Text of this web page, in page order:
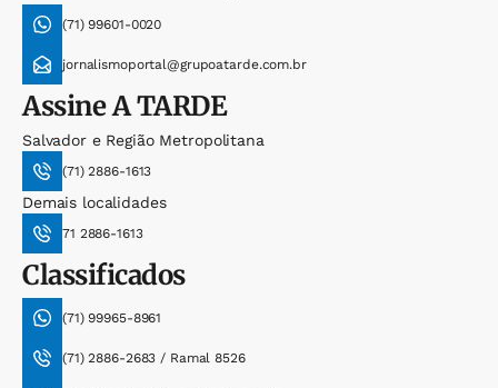
(71) 99601-0020
jornalismoportal@grupoatarde.com.br
AssineA TARDE
Salvador e Região Metropolitana
(71) 2886-1613
Demais localidades
71 2886-1613
Classificados
(71) 99965-8961
(71) 2886-2683 / Ramal 8526